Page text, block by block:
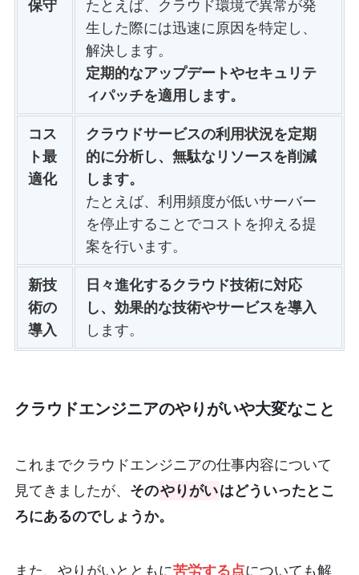
保守
たとえば、クラウド環境で異常が発
生した際には迅速に原因を特定し、
解決します。
定期的なアップデートやセキュリテ
ィパッチを適用します。
コス
ト最
適化
クラウドサービスの利用状況を定期
的に分析し、無駄なリソースを削減
します。
たとえば、利用頻度が低いサーバー
を停止することでコストを抑える提
案を行います。
新技
術の
導入
日々進化するクラウド技術に対応
し、効果的な技術やサービスを導入
します。
クラウドエンジニアのやりがいや大変なこと
これまでクラウドエンジニアの仕事内容について
見てきましたが、 そのやりがいはどういったとこ
ろにあるのでしょうか。
また、やりがいとともに苦労する点についても解